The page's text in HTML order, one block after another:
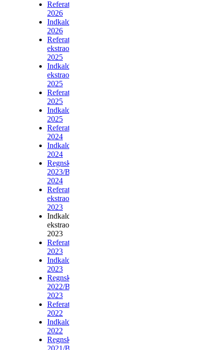
Referat
2026
Indkaldelse
2026
Referat
ekstraordinær
2025
Indkaldelse
ekstraordinær
2025
Referat
2025
Indkaldelse
2025
Referat
2024
Indkaldelse
2024
Regnskab
2023/Budget
2024
Referat
ekstraordinær
2023
Indkaldelse
ekstraordinær
2023
Referat
2023
Indkaldelse
2023
Regnskab
2022/Budget
2023
Referat
2022
Indkaldelse
2022
Regnskab
2021/Budget